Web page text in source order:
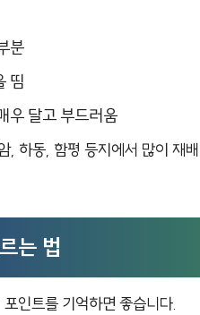
분
띰
우 달고 부드러움
, 하동, 함평 등지에서 많이 재
는 법
인트를 기억하면 좋습니다.